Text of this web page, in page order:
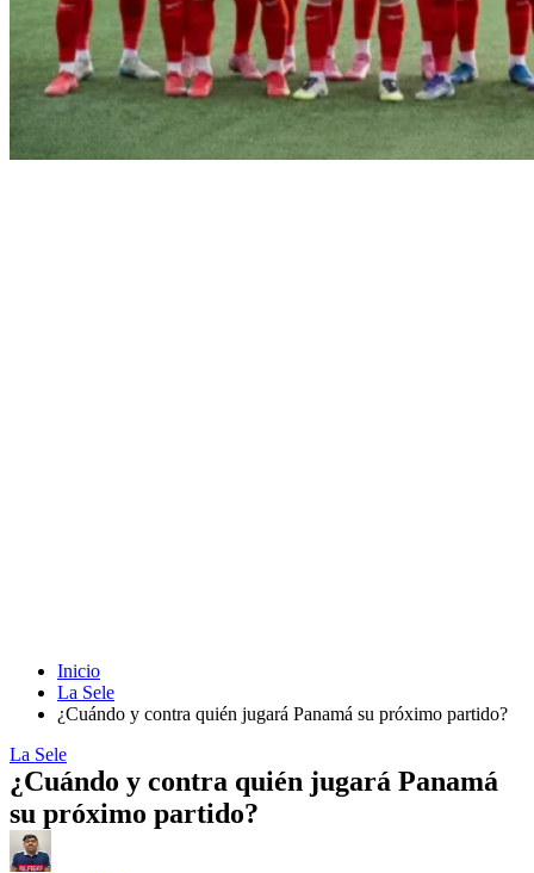
Inicio
La Sele
¿Cuándo y contra quién jugará Panamá su próximo partido?
La Sele
¿Cuándo y contra quién jugará Panamá
su próximo partido?